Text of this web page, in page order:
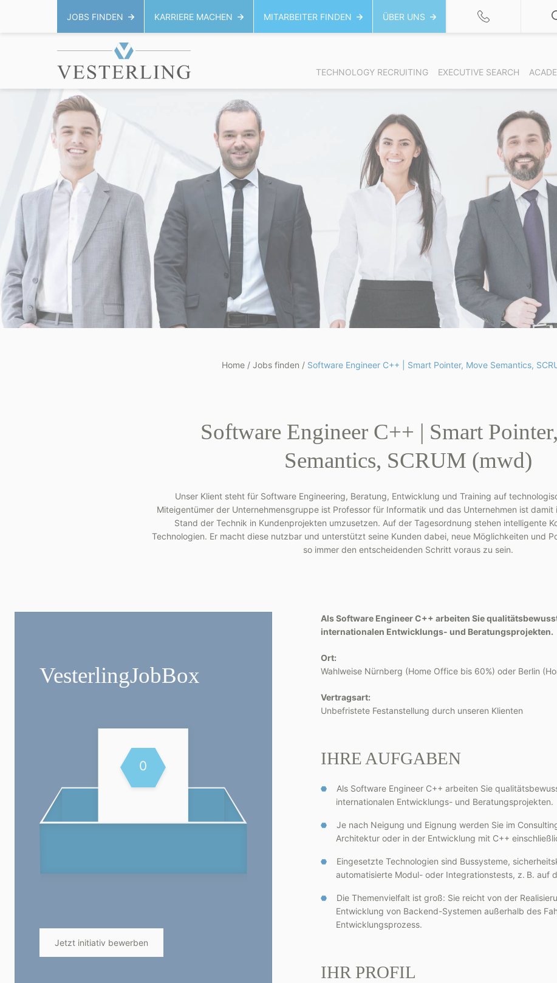
JOBS FINDEN KARRIERE MACHEN MITARBEITER FINDEN ÜBER UNS
TECHNOLOGY RECRUITING EXECUTIVE SEARCH
Home / Jobs finden / Software Engineer C++ | Smart Pointer, Move Semantics,
Software Engineer C++ | Smart
Semantics, SCRUM (mwd)
Unser Klient steht für Software Engineering, Beratung, Entwicklung und Training auf
Miteigentümer der Unternehmensgruppe ist Professor für Informatik und das Unternehmen ist damit
Stand der Technik in Kundenprojekten umzusetzen. Auf der Tagesordnung stehen intelligente
Technologien. Er macht diese nutzbar und unterstützt seine Kunden dabei, neue Möglichkeiten und
so immer den entscheidenden Schritt voraus zu sein.
Vesterling­JobBox
0
Jetzt initiativ bewerben
Als Software Engineer C++ arbeiten Sie
internationalen Entwicklungs- und Beratungsprojekten.
Ort:
Wahlweise Nürnberg (Home Office bis 60%) oder Berlin
Vertragsart:
Unbefristete Festanstellung durch unseren Klienten
IHRE AUFGABEN
Als Software Engineer C++ arbeiten Sie
internationalen Entwicklungs- und Beratungsprojekten.
Je nach Neigung und Eignung werden Sie im
Architektur oder in der Entwicklung mit C++
Eingesetzte Technologien sind Bussysteme,
automatisierte Modul- oder Integrationstests, z. B. auf
Die Themenvielfalt ist groß: Sie reicht von der
Entwicklung von Backend-Systemen außerhalb des
Entwicklungsprozess.
IHR PROFIL